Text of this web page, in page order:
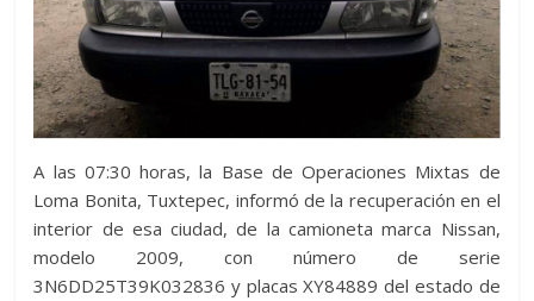
A las 07:30 horas, la Base de Operaciones Mixtas de
Loma Bonita, Tuxtepec, informó de la recuperación en el
interior de esa ciudad, de la camioneta marca Nissan,
modelo 2009, con número de serie
3N6DD25T39K032836 y placas XY84889 del estado de